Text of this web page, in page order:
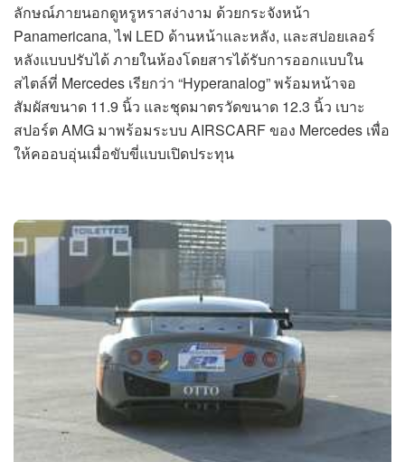
ลักษณ์ภายนอกดูหรูหราสง่างาม ด้วยกระจังหน้า
Panamericana, ไฟ LED ด้านหน้าและหลัง, และสปอยเลอร์
หลังแบบปรับได้ ภายในห้องโดยสารได้รับการออกแบบใน
สไตล์ที่ Mercedes เรียกว่า “Hyperanalog” พร้อมหน้าจอ
สัมผัสขนาด 11.9 นิ้ว และชุดมาตรวัดขนาด 12.3 นิ้ว เบาะ
สปอร์ต AMG มาพร้อมระบบ AIRSCARF ของ Mercedes เพื่อ
ให้คออบอุ่นเมื่อขับขี่แบบเปิดประทุน